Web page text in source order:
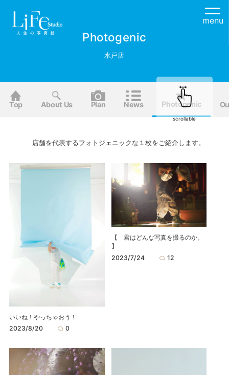
menu
Photogenic
水戸店
Top About Us Plan News Photogenic
店舗を代表するフォトジェニックな１枚をご紹介します。
いいね！やっちゃおう！
2023/8/20
0
【 君はどんな写真を撮るのか。
】
2023/7/24
12